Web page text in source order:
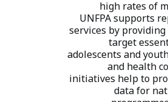
high rates of
UNFPA supports
services by
target
adolescents and
and health
initiatives help to
data for